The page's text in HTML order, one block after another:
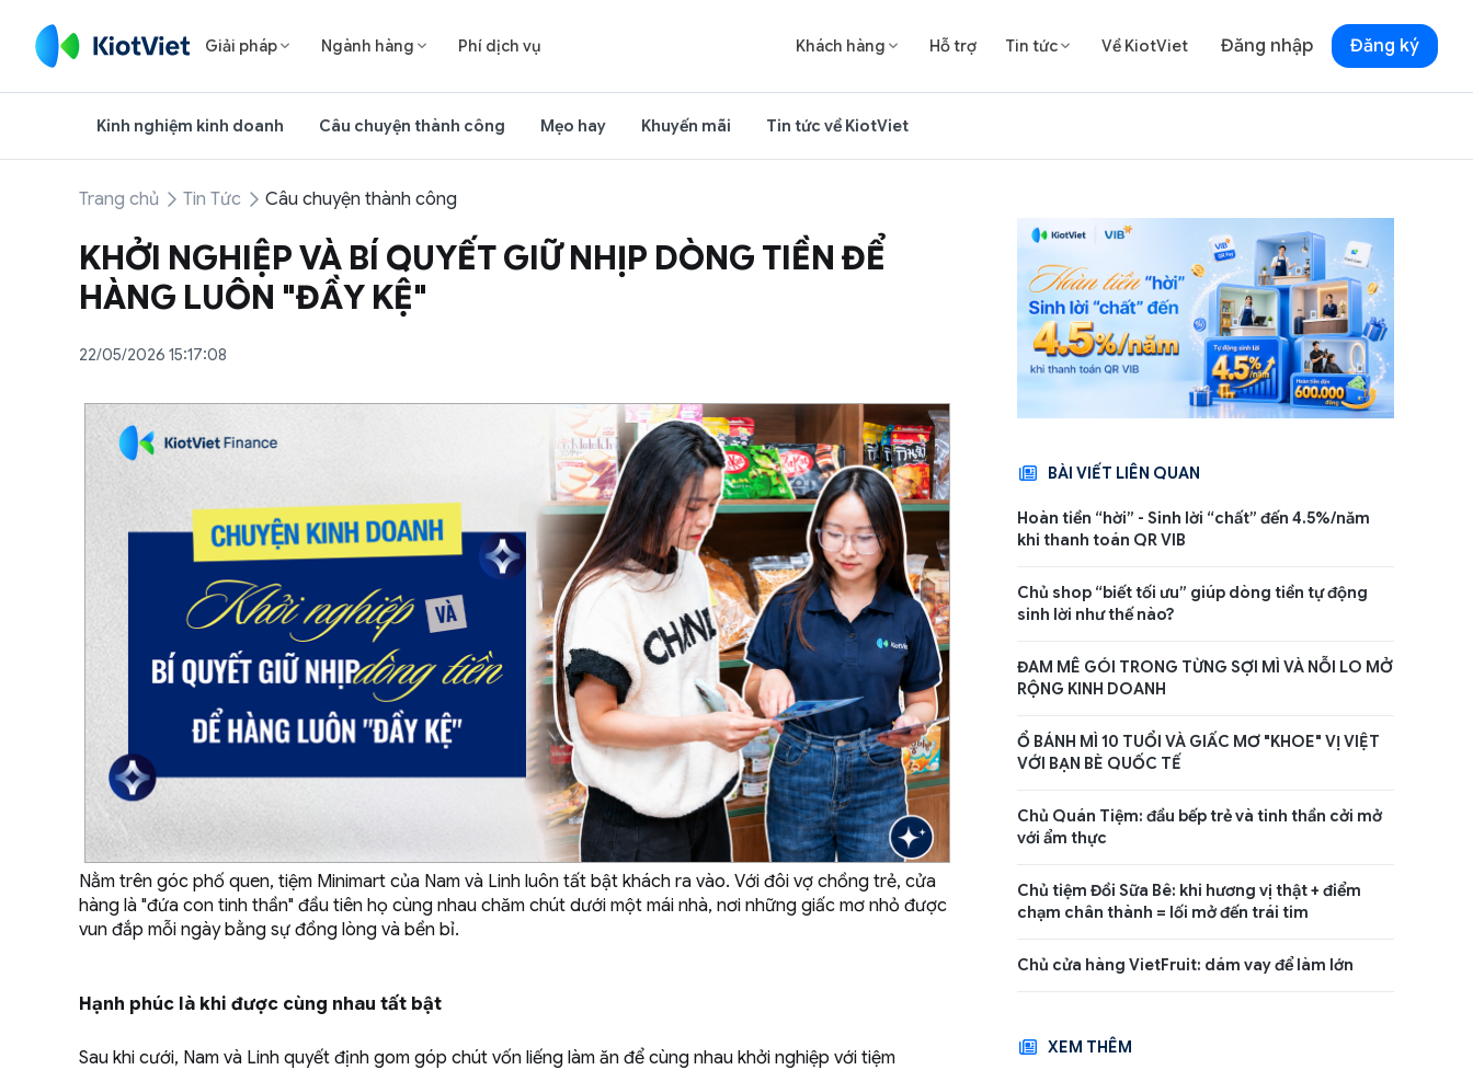
Giải pháp  Ngành hàng  Phí dịch vụ Khách hàng  Hỗ trợ Tin tức  Về KiotViet Đăng nhập Đăng ký
Kinh nghiệm kinh doanh Câu chuyện thành công Mẹo hay Khuyến mãi Tin tức về KiotViet
Trang chủ Tin Tức Câu chuyện thành công
KHỞI NGHIỆP VÀ BÍ QUYẾT GIỮ NHỊP DÒNG TIỀN ĐỂ
HÀNG LUÔN "ĐẦY KỆ"
22/05/2026 15:17:08
Nằm trên góc phố quen, tiệm Minimart của Nam và Linh luôn tất bật khách ra vào. Với đôi vợ chồng trẻ, cửa
hàng là "đứa con tinh thần" đầu tiên họ cùng nhau chăm chút dưới một mái nhà, nơi những giấc mơ nhỏ được
vun đắp mỗi ngày bằng sự đồng lòng và bền bỉ.
Hạnh phúc là khi được cùng nhau tất bật
Sau khi cưới, Nam và Linh quyết định gom góp chút vốn liếng làm ăn để cùng nhau khởi nghiệp với tiệm
BÀI VIẾT LIÊN QUAN
Hoàn tiền “hời” - Sinh lời “chất” đến 4.5%/năm
khi thanh toán QR VIB
Chủ shop “biết tối ưu” giúp dòng tiền tự động
sinh lời như thế nào?
ĐAM MÊ GÓI TRONG TỪNG SỢI MÌ VÀ NỖI LO MỞ
RỘNG KINH DOANH
Ổ BÁNH MÌ 10 TUỔI VÀ GIẤC MƠ "KHOE" VỊ VIỆT
VỚI BẠN BÈ QUỐC TẾ
Chủ Quán Tiệm: đầu bếp trẻ và tinh thần cởi mở
với ẩm thực
Chủ tiệm Đồi Sữa Bê: khi hương vị thật + điểm
chạm chân thành = lối mở đến trái tim
Chủ cửa hàng VietFruit: dám vay để làm lớn
XEM THÊM